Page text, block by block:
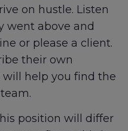
on hustle. Listen
went above and
or please a client.
their own
will help you find the
position will differ